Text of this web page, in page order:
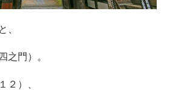
、
之門）。
２）、